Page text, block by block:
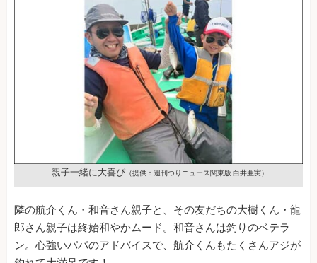
親子一緒に大喜び （提供：週刊つりニュース関東版 白井亜実）
隣の航介くん・和音さん親子と、その友だちの大樹くん・龍
郎さん親子は終始和やかムード。和音さんは釣りのベテラ
ン。心強いパパのアドバイスで、航介くんもたくさんアジが